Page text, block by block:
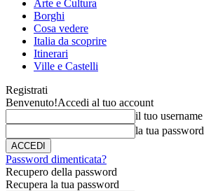
Arte e Cultura
Borghi
Cosa vedere
Italia da scoprire
Itinerari
Ville e Castelli
Registrati
Benvenuto!Accedi al tuo account
il tuo username
la tua password
Password dimenticata?
Recupero della password
Recupera la tua password